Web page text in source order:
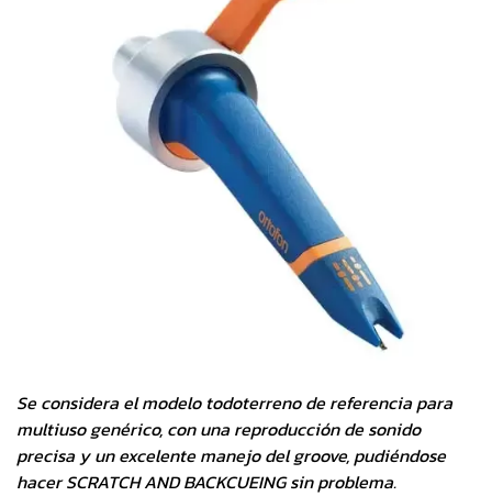
Se considera el modelo todoterreno de referencia para
multiuso genérico, con una reproducción de sonido
precisa y un excelente manejo del groove, pudiéndose
hacer SCRATCH AND BACKCUEING sin problema.